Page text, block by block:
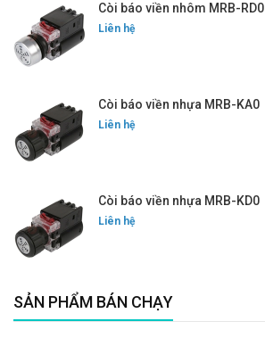
Còi báo viền nhôm MRB-RD0
Liên hệ
Còi báo viền nhựa MRB-KA0
Liên hệ
Còi báo viền nhựa MRB-KD0
Liên hệ
SẢN PHẨM BÁN CHẠY